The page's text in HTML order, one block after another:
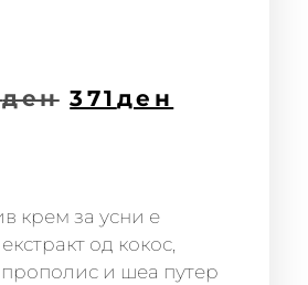
ден 371 ден
крем за усни е
од кокос,
прополис и шеа путер